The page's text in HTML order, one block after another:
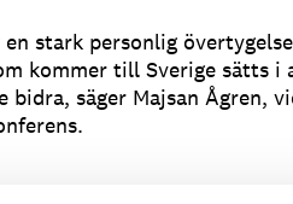
stark personlig
kommer till Sverige sätts i
bidra, säger Majsan Ågren,